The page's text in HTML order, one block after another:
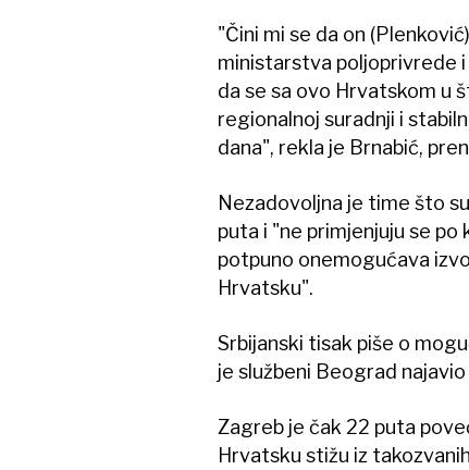
"Čini mi se da on
ministarstva poljoprivrede
da se sa ovo Hrvatskom u
regionalnoj suradnji i
dana", rekla je Brnabić,
Nezadovoljna je time što
puta i "ne primjenjuju se po
potpuno onemogućava
Hrvatsku".
Srbijanski tisak piše o
je službeni Beograd
Zagreb je čak 22 puta
Hrvatsku stižu iz